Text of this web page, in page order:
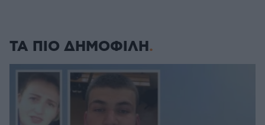
ΤΑ ΠΙΟ ΔΗΜΟΦΙΛΗ